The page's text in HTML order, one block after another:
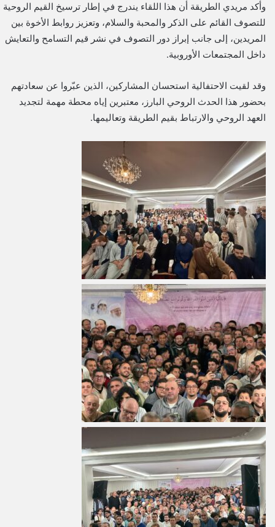
وأكد مريدي الطريقة أن هذا اللقاء يندرج في إطار ترسيخ القيم الروحية
للتصوف القائم على الذكر والمحبة والسلام، وتعزيز روابط الأخوة بين
المريدين، إلى جانب إبراز دور التصوف في نشر قيم التسامح والتعايش
داخل المجتمعات الأوروبية.
وقد لقيت الاحتفالية استحسان المشاركين، الذين عبّروا عن سعادتهم
بحضور هذا الحدث الروحي البارز، معتبرين إياه محطة مهمة لتجديد
العهد الروحي والارتباط بقيم الطريقة وتعاليمها.